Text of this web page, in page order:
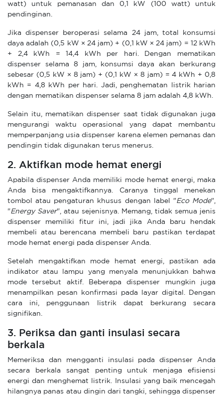
watt) untuk pemanasan dan 0,1 kW (100 watt) untuk
pendinginan.
Jika dispenser beroperasi selama 24 jam, total konsumsi
daya adalah (0,5 kW × 24 jam) + (0,1 kW × 24 jam) = 12 kWh
+ 2,4 kWh = 14,4 kWh per hari. Dengan mematikan
dispenser selama 8 jam, konsumsi daya akan berkurang
sebesar (0,5 kW × 8 jam) + (0,1 kW × 8 jam) = 4 kWh + 0,8
kWh = 4,8 kWh per hari. Jadi, penghematan listrik harian
dengan mematikan dispenser selama 8 jam adalah 4,8 kWh.
Selain itu, mematikan dispenser saat tidak digunakan juga
mengurangi waktu operasional yang dapat membantu
memperpanjang usia dispenser karena elemen pemanas dan
pendingin tidak digunakan terus menerus.
2. Aktifkan mode hemat energi
Apabila dispenser Anda memiliki mode hemat energi, maka
Anda bisa mengaktifkannya. Caranya tinggal menekan
tombol atau pengaturan khusus dengan label "Eco Mode",
"Energy Saver", atau sejenisnya. Memang, tidak semua jenis
dispenser memiliki fitur ini, jadi jika Anda baru hendak
membeli atau berencana membeli baru pastikan terdapat
mode hemat energi pada dispenser Anda.
Setelah mengaktifkan mode hemat energi, pastikan ada
indikator atau lampu yang menyala menunjukkan bahwa
mode tersebut aktif. Beberapa dispenser mungkin juga
menampilkan pesan konfirmasi pada layar digital. Dengan
cara ini, penggunaan listrik dapat berkurang secara
signifikan.
3. Periksa dan ganti insulasi secara
berkala
Memeriksa dan mengganti insulasi pada dispenser Anda
secara berkala sangat penting untuk menjaga efisiensi
energi dan menghemat listrik. Insulasi yang baik mencegah
hilangnya panas atau dingin dari tangki, sehingga dispenser